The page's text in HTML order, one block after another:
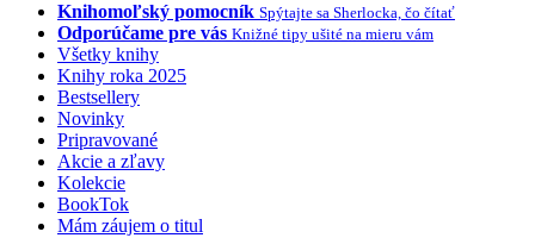
Knihomoľský pomocník Spýtajte sa Sherlocka, čo čítať
Odporúčame pre vás Knižné tipy ušité na mieru vám
Všetky knihy
Knihy roka 2025
Bestsellery
Novinky
Pripravované
Akcie a zľavy
Kolekcie
BookTok
Mám záujem o titul